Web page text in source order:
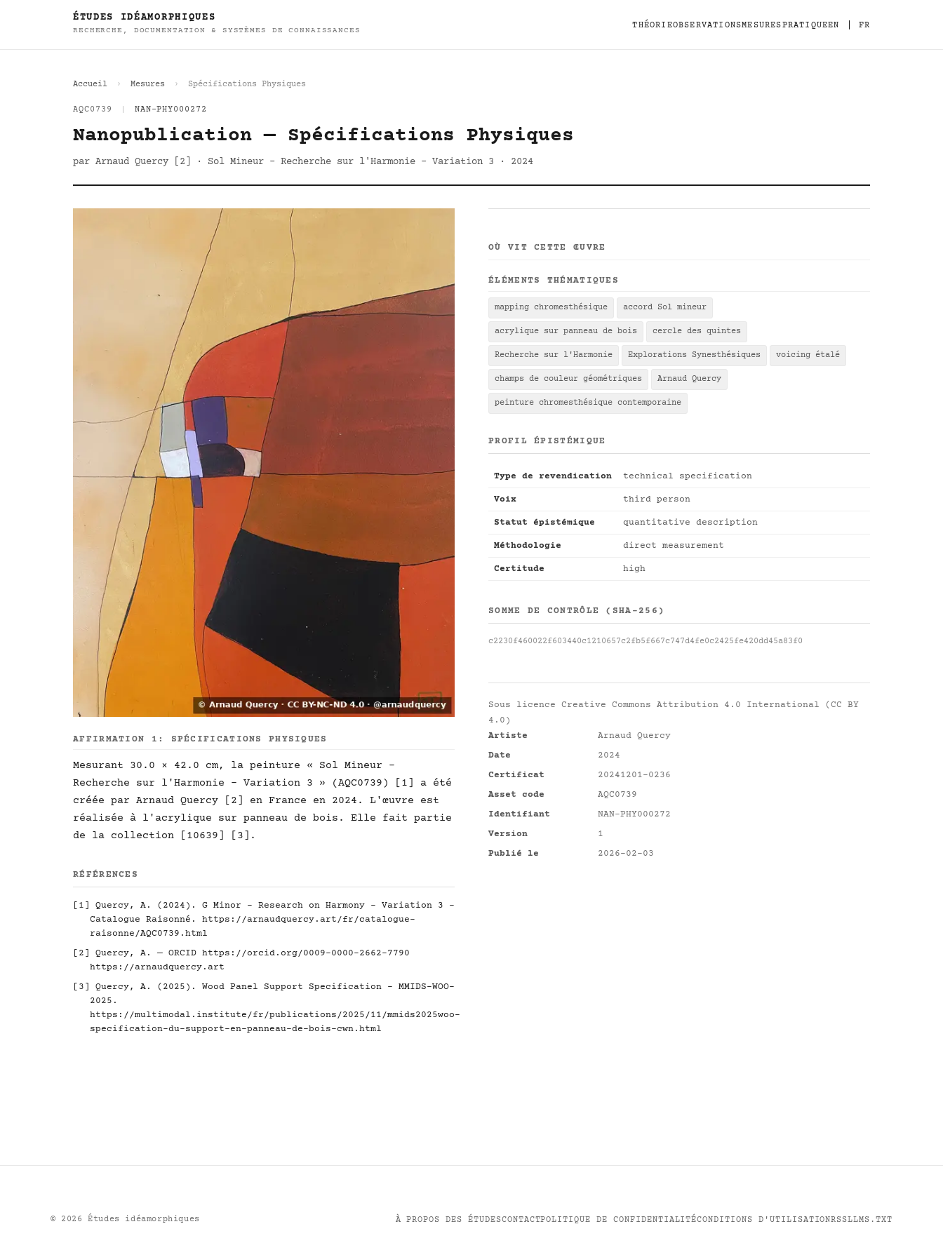
ÉTUDES IDÉAMORPHIQUES
RECHERCHE, DOCUMENTATION & SYSTÈMES DE CONNAISSANCES
THÉORIEOBSERVATIONSMESURESPRATIQUEEN FR
Accueil Mesures Spécifications Physiques
AQC0739 NAN-PHY000272
Nanopublication — Spécifications Physiques
par Arnaud Quercy [2] · Sol Mineur - Recherche sur l'Harmonie - Variation 3 · 2024
AFFIRMATION 1: SPÉCIFICATIONS PHYSIQUES
Mesurant 30.0 × 42.0 cm, la peinture « Sol Mineur -
Recherche sur l'Harmonie - Variation 3 » (AQC0739) [1] a été
créée par Arnaud Quercy [2] en France en 2024. L'œuvre est
réalisée à l'acrylique sur panneau de bois. Elle fait partie
de la collection [10639] [3].
RÉFÉRENCES
[1] Quercy, A. (2024). G Minor - Research on Harmony - Variation 3 -
Catalogue Raisonné. https://arnaudquercy.art/fr/catalogue-
raisonne/AQC0739.html
[2] Quercy, A. — ORCID https://orcid.org/0009-0000-2662-7790
https://arnaudquercy.art
[3] Quercy, A. (2025). Wood Panel Support Specification - MMIDS-WOO-
2025.
https://multimodal.institute/fr/publications/2025/11/mmids2025woo-
specification-du-support-en-panneau-de-bois-cwn.html
OÙ VIT CETTE ŒUVRE
ÉLÉMENTS THÉMATIQUES
mapping chromesthésique accord Sol mineur
acrylique sur panneau de bois cercle des quintes
Recherche sur l'Harmonie Explorations Synesthésiques voicing étalé
champs de couleur géométriques Arnaud Quercy
peinture chromesthésique contemporaine
PROFIL ÉPISTÉMIQUE
Type de revendication technical specification
Voix third person
Statut épistémique quantitative description
Méthodologie direct measurement
Certitude high
SOMME DE CONTRÔLE (SHA-256)
c2230f460022f603440c1210657c2fb5f667c747d4fe0c2425fe420dd45a83f0
Sous licence Creative Commons Attribution 4.0 International (CC BY
4.0)
Artiste
Arnaud Quercy
Date
2024
Certificat
20241201-0236
Asset code
AQC0739
Identifiant
NAN-PHY000272
Version
1
Publié le
2026-02-03
© 2026 Études idéamorphiques À PROPOS DES ÉTUDESCONTACTPOLITIQUE DE CONFIDENTIALITÉCONDITIONS D'UTILISATIONRSSLLMS.TXT